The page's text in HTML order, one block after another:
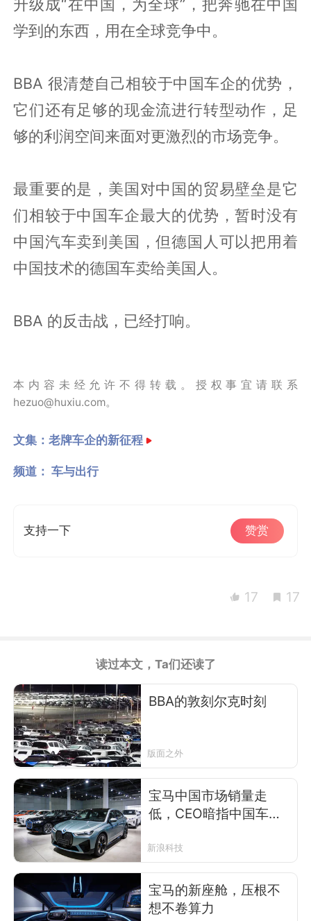
升级成“在中国，为全球”，把奔驰在中国
学到的东西，用在全球竞争中。
BBA 很清楚自己相较于中国车企的优势，
它们还有足够的现金流进行转型动作，足
够的利润空间来面对更激烈的市场竞争。
最重要的是，美国对中国的贸易壁垒是它
们相较于中国车企最大的优势，暂时没有
中国汽车卖到美国，但德国人可以把用着
中国技术的德国车卖给美国人。
BBA 的反击战，已经打响。
本内容未经允许不得转载。授权事宜请联系
hezuo@huxiu.com。
文集：老牌车企的新征程
频道： 车与出行
支持一下 赞赏
17 17
读过本文，Ta们还读了
BBA的敦刻尔克时刻
版面之外
宝马中国市场销量走
低，CEO暗指中国车市
新浪科技
宝马的新座舱，压根不
想不卷算力